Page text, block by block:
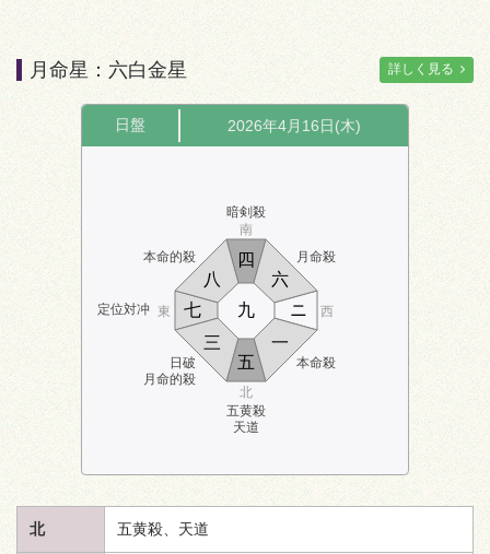
月命星：六白金星 詳しく見る
日盤 2026年4月16日(木)
本命的殺
暗剣殺
月命殺
定位対冲
日破
月命的殺
五黄殺
天道
本命殺
南
北
東 西
五
六
七
八
九
一
ニ
三
四
北 五黄殺、 天道